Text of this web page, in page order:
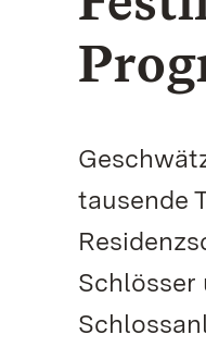
tausende
Schlösser